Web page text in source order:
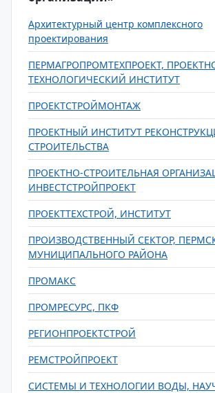
Архитектурный центр комплексного
проектирования
ПЕРМАГРОПРОМТЕХПРОЕКТ,
ТЕХНОЛОГИЧЕСКИЙ ИНСТИТУТ
ПРОЕКТСТРОЙМОНТАЖ
ПРОЕКТНЫЙ ИНСТИТУТ
СТРОИТЕЛЬСТВА
ПРОЕКТНО-СТРОИТЕЛЬНАЯ
ИНВЕСТСТРОЙПРОЕКТ
ПРОЕКТТЕХСТРОЙ, ИНСТИТУТ
ПРОИЗВОДСТВЕННЫЙ СЕКТОР,
МУНИЦИПАЛЬНОГО РАЙОНА
ПРОМАКС
ПРОМРЕСУРС, ПКФ
РЕГИОНПРОЕКТСТРОЙ
РЕМСТРОЙПРОЕКТ
СИСТЕМЫ И ТЕХНОЛОГИИ ВОДЫ,